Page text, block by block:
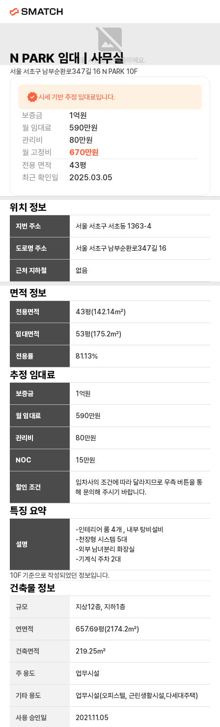
매물 사진을 준비 중이에요.
N PARK 임대 | 사무실
서울 서초구 남부순환로347길 16 N PARK 10F
시세 기반 추정 임대료입니다.
보증금 1억원
월 임대료
590만원
관리비
80만원
월 고정비
670만원
전용 면적
43평
최근 확인일
2025.03.05
위치 정보
지번 주소 서울 서초구 서초동 1363-4
도로명 주소 서울 서초구 남부순환로347길 16
근처 지하철 없음
면적 정보
전용면적 43평(142.14㎡)
임대면적 53평(175.2㎡)
전용률 81.13%
추정 임대료
보증금 1억원
월 임대료 590만원
관리비 80만원
NOC 15만원
할인 조건
임차사의 조건에 따라 달라지므로 우측 버튼을 통
해 문의해 주시기 바랍니다.
특징 요약
설명
-인테리어 룸 4개 , 내부 탕비설비
-천장형 시스템 5대
-외부 남녀분리 화장실
-기계식 주차 2대
10F 기준으로 작성되었던 정보입니다.
건축물 정보
규모 지상12층, 지하1층
연면적 657.69평(2174.2㎡)
건축면적 219.25㎡
주 용도 업무시설
기타 용도 업무시설(오피스텔, 근린생활시설,다세대주택)
사용 승인일 2021.11.05